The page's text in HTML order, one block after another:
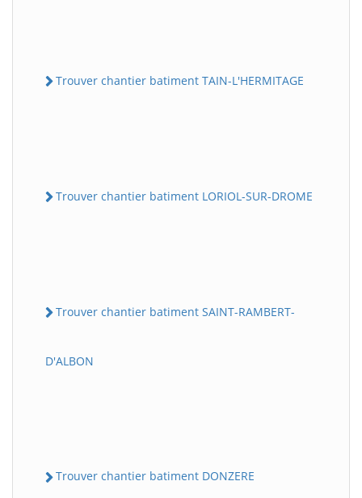
Trouver chantier batiment TAIN-L'HERMITAGE
Trouver chantier batiment LORIOL-SUR-DROME
Trouver chantier batiment SAINT-RAMBERT-
D'ALBON
Trouver chantier batiment DONZERE